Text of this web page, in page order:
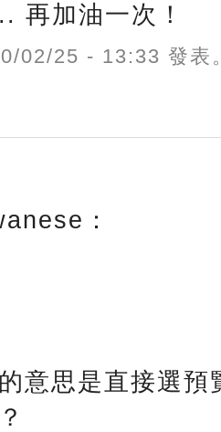
再加油一次！
02/25 - 13:33 發表
：
意思是直接選預